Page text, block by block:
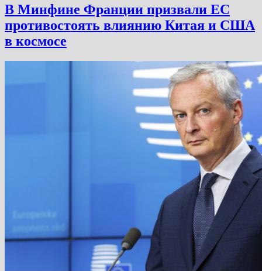
В Минфине Франции призвали ЕС
противостоять влиянию Китая и США
в космосе